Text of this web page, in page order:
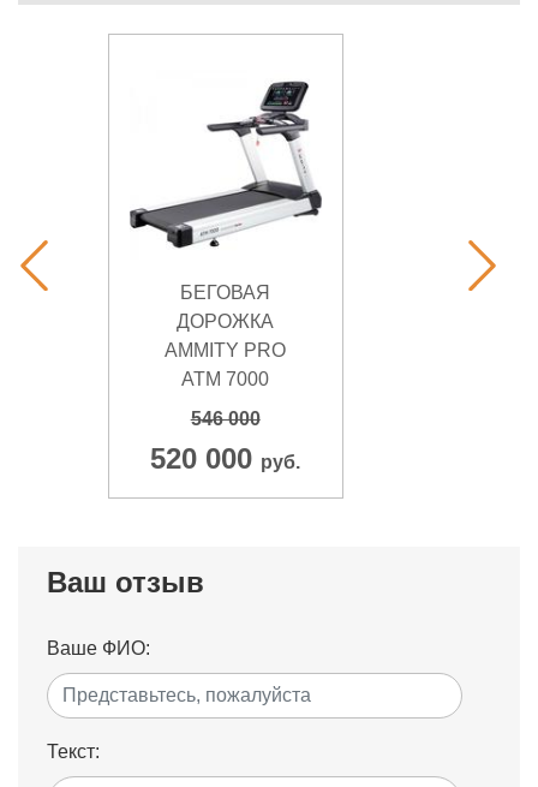
БЕГОВАЯ
ДОРОЖКА
AMMITY PRO
ATM 7000
546 000
520 000 руб.
Ваш отзыв
Ваше ФИО:
Текст: